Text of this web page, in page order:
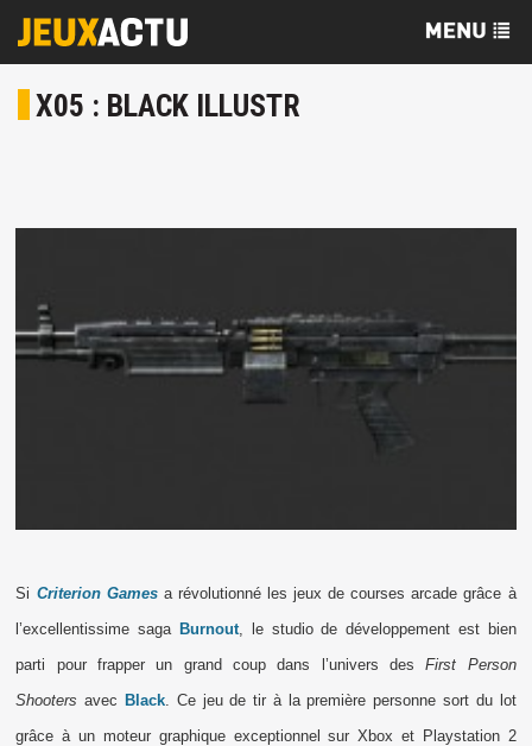
X05 : BLACK ILLUSTR
Si Criterion Gamesa révolutionné les jeux de courses arcade grâce à
l’excellentissime saga Burnout, le studio de développement est bien
parti pour frapper un grand coup dans l’univers desFirst Person
Shootersavec Black . Ce jeu de tir à la première personne sort du lot
grâce à un moteur graphique exceptionnel sur Xbox et Playstation 2